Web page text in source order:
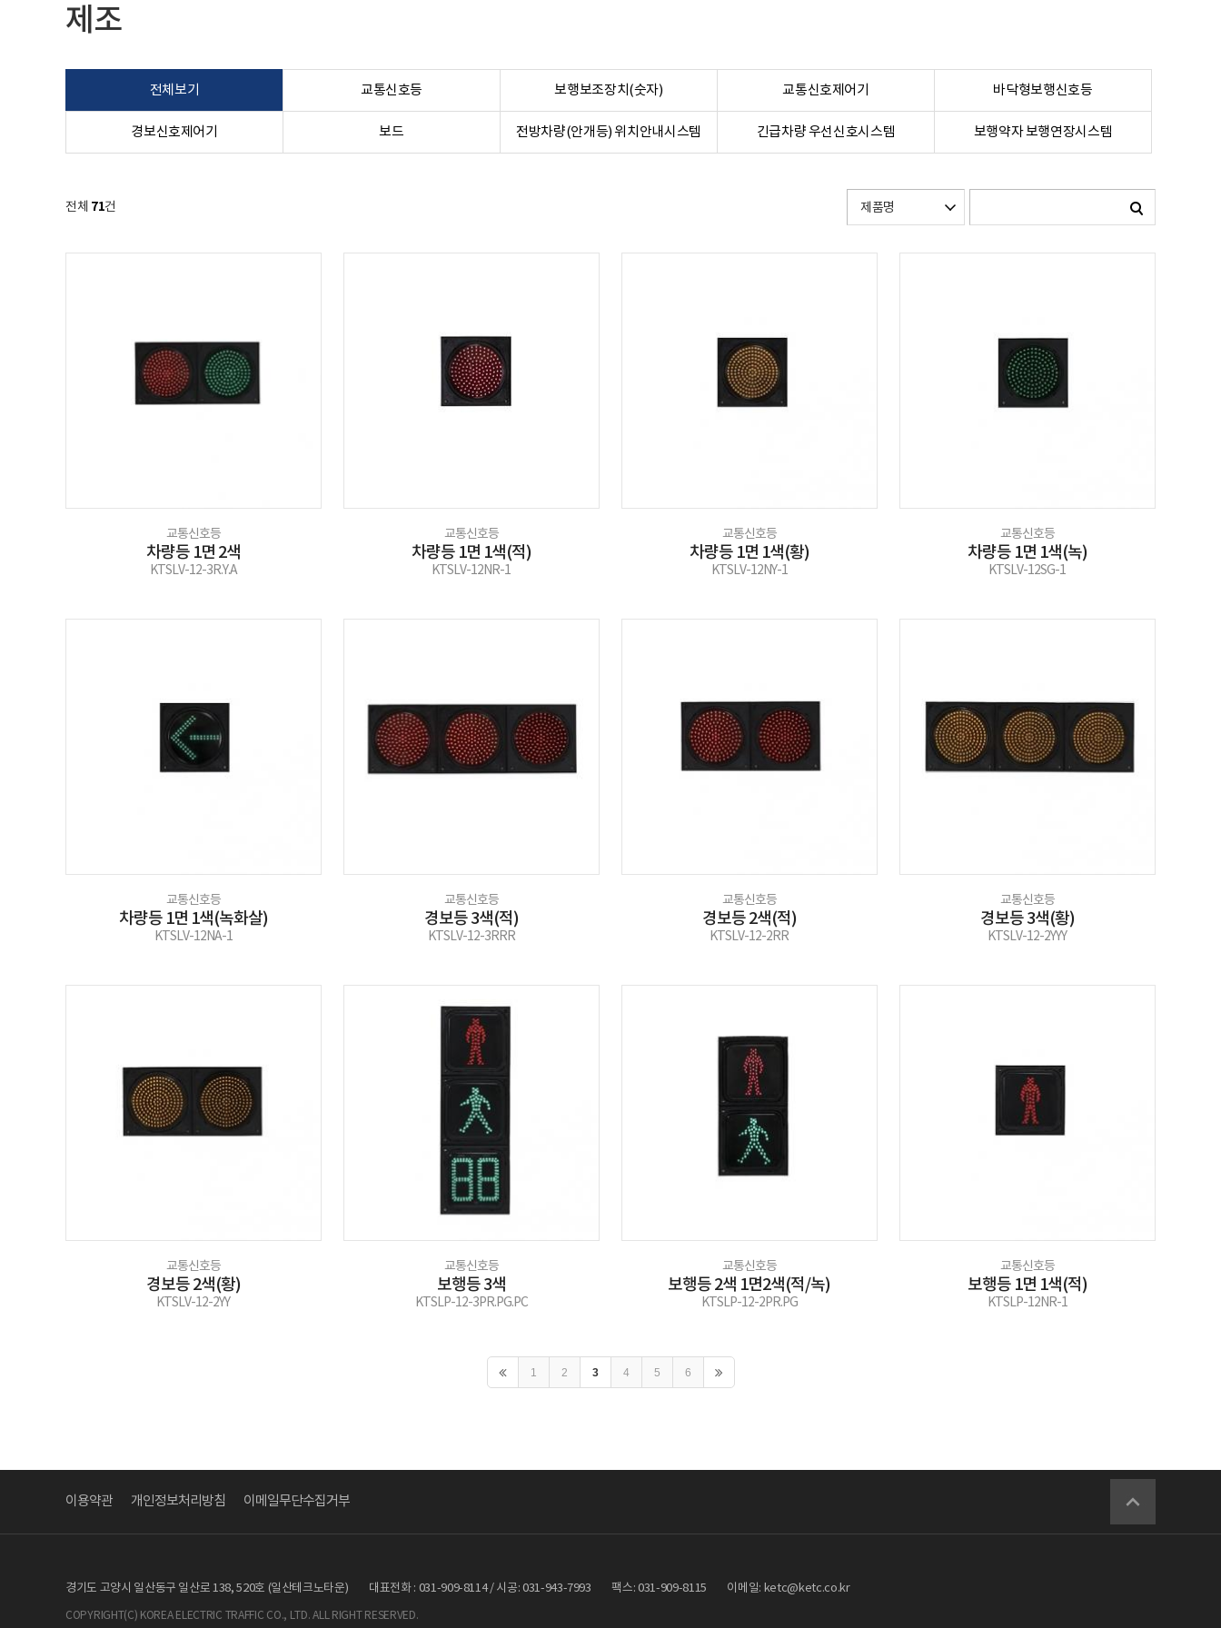
제조
전체보기 교통신호등 보행보조장치(숫자) 교통신호제어기 바닥형보행신호등
경보신호제어기 보드 전방차량(안개등) 위치안내시스템 긴급차량 우선신호시스템 보행약자 보행연장시스템
전체 71건
교통신호등
차량등 1면 2색
KTSLV-12-3R.Y.A
교통신호등
차량등 1면 1색(적)
KTSLV-12NR-1
교통신호등
차량등 1면 1색(황)
KTSLV-12NY-1
교통신호등
차량등 1면 1색(녹)
KTSLV-12SG-1
교통신호등
차량등 1면 1색(녹화살)
KTSLV-12NA-1
교통신호등
경보등 3색(적)
KTSLV-12-3RRR
교통신호등
경보등 2색(적)
KTSLV-12-2RR
교통신호등
경보등 3색(황)
KTSLV-12-2YYY
교통신호등
경보등 2색(황)
KTSLV-12-2YY
교통신호등
보행등 3색
KTSLP-12-3PR.PG.PC
교통신호등
보행등 2색 1면2색(적/녹)
KTSLP-12-2PR.PG
교통신호등
보행등 1면 1색(적)
KTSLP-12NR-1
1 2 3 4 5 6
이용약관 개인정보처리방침 이메일무단수집거부
경기도 고양시 일산동구 일산로 138, 520호 (일산테크노타운) 대표전화 : 031-909-8114 / 시공: 031-943-7993 팩스: 031-909-8115 이메일: ketc@ketc.co.kr
COPYRIGHT(C) KOREA ELECTRIC TRAFFIC CO., LTD. ALL RIGHT RESERVED.